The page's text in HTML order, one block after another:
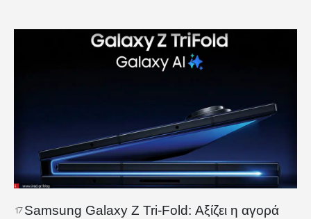
17 Samsung Galaxy Z Tri-Fold: Αξίζει η αγορά